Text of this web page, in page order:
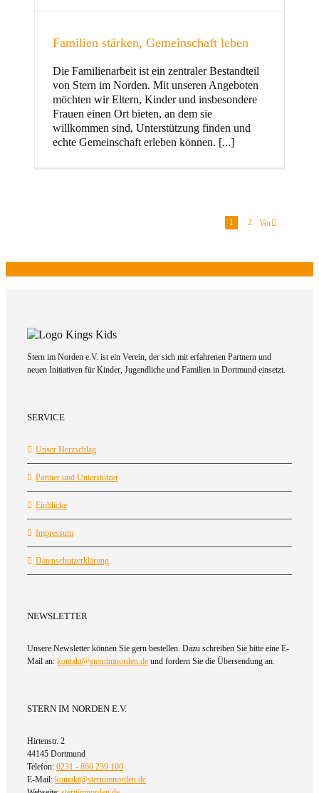
Familien stärken, Gemeinschaft leben
Die Familienarbeit ist ein zentraler Bestandteil
von Stern im Norden. Mit unseren Angeboten
möchten wir Eltern, Kinder und insbesondere
Frauen einen Ort bieten, an dem sie
willkommen sind, Unterstützung finden und
echte Gemeinschaft erleben können. [...]
1 2 Vor
Stern im Norden e.V. ist ein Verein, der sich mit erfahrenen Partnern und
neuen Initiativen für Kinder, Jugendliche und Familien in Dortmund einsetzt.
SERVICE
Unser Herzschlag
Partner und Unterstützer
Einblicke
Impressum
Datenschutzerklärung
NEWSLETTER
Unsere Newsletter können Sie gern bestellen. Dazu schreiben Sie bitte eine E-
Mail an: kontakt@sternimnorden.de und fordern Sie die Übersendung an.
STERN IM NORDEN E.V.
Hirtenstr. 2
44145 Dortmund
Telefon: 0231 - 860 239 100
E-Mail: kontakt@sternimnorden.de